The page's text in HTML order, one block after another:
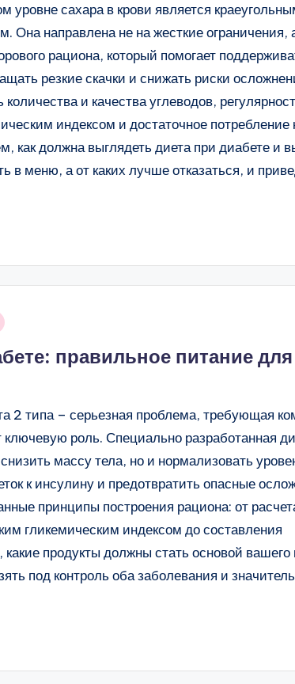
уровне сахара в крови является
Она направлена не на жесткие ограничения,
рациона, который помогает
резкие скачки и снижать риски
и качества углеводов,
индексом и достаточное потребление
как должна выглядеть диета при диабете и
в меню, а от каких лучше отказаться, и
правильное питание для
2 типа – серьезная проблема, требующая
ключевую роль. Специально разработанная
массу тела, но и нормализовать
к инсулину и предотвратить опасные
принципы построения рациона: от
гликемическим индексом до составления
продукты должны стать основой вашего
под контроль оба заболевания и